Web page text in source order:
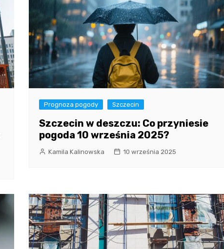
Prognoza pogody Szczecin
Szczecin w deszczu: Co przyniesie
pogoda 10 września 2025?
Kamila Kalinowska 10 września 2025